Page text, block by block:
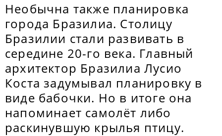
Необычна также планировка
города Бразилиа. Столицу
Бразилии стали развивать в
середине 20-го века. Главный
архитектор Бразилиа Лусио
Коста задумывал планировку в
виде бабочки. Но в итоге она
напоминает самолёт либо
раскинувшую крылья птицу.